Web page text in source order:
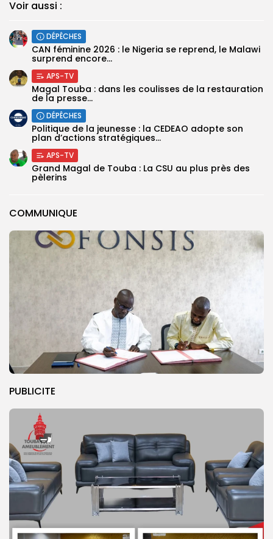
COMMUNIQUE
PUBLICITE
Voir aussi :
DÉPÊCHES
‎CAN féminine 2026 : le Nigeria se reprend, le Malawi
surprend encore...
APS-TV
Magal Touba : dans les coulisses de la restauration
de la presse...
DÉPÊCHES
Politique de la jeunesse : la CEDEAO adopte son
plan d’actions stratégiques...
APS-TV
Grand Magal de Touba : La CSU au plus près des
pèlerins